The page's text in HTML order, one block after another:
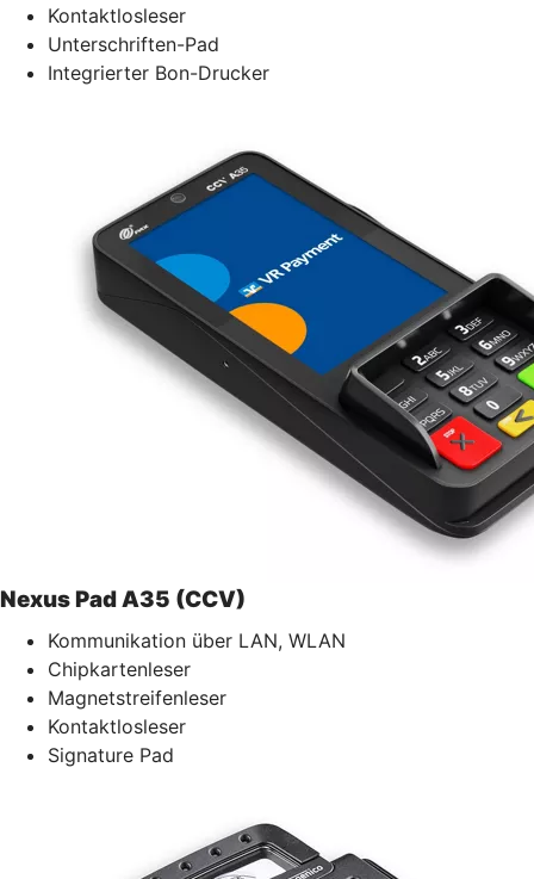
Kontaktlosleser
Unterschriften-Pad
Integrierter Bon-Drucker
Nexus Pad A35 (CCV)
Kommunikation über LAN, WLAN
Chipkartenleser
Magnetstreifenleser
Kontaktlosleser
Signature Pad